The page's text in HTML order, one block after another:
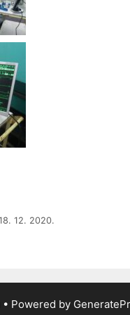
12. 2020.
• Powered by